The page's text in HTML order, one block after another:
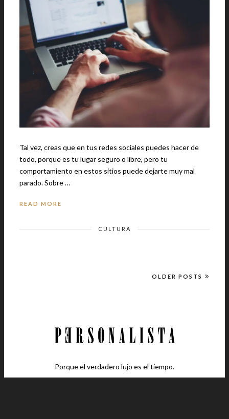
Tal vez, creas que en tus redes sociales puedes hacer de
todo, porque es tu lugar seguro o libre, pero tu
comportamiento en estos sitios puede dejarte muy mal
parado. Sobre …
READ MORE
CULTURA
OLDER POSTS
Porque el verdadero lujo es el tiempo.